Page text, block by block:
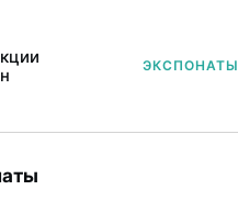
ЭКСПОНАТЫ